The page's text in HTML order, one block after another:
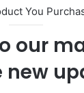
You
our
new